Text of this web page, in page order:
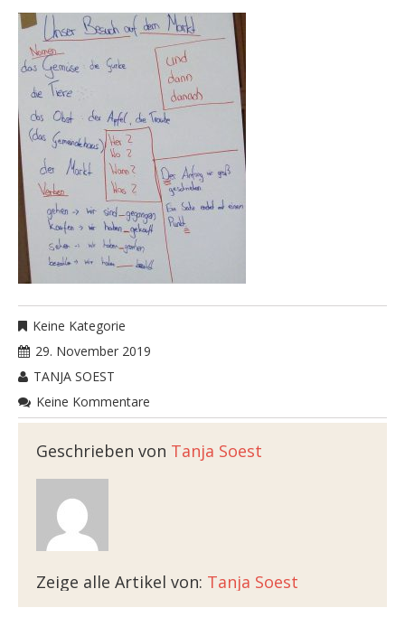
Keine Kategorie
29. November 2019
TANJA SOEST
Keine Kommentare
Geschrieben von Tanja Soest
Zeige alle Artikel von: Tanja Soest